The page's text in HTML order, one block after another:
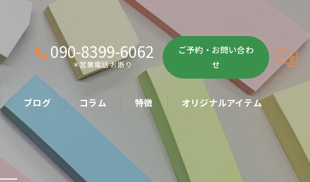
090-8399-6062
＊営業電話 お断り
ご予約・お問い合わ
せ
ブログ コラム 特徴
ボクササイズ
パーソナル
オリジナルアイテム